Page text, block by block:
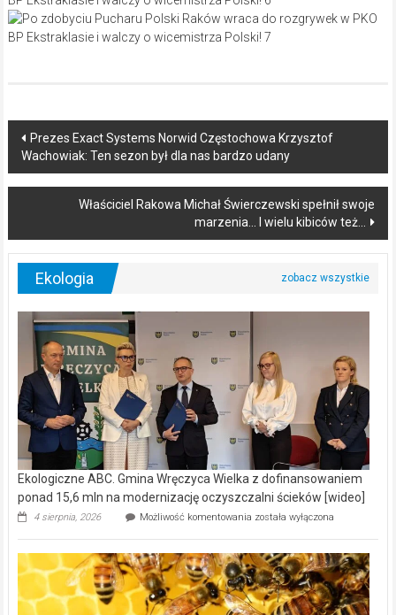
Post
navigation
Prezes Exact Systems Norwid Częstochowa Krzysztof
Wachowiak: Ten sezon był dla nas bardzo udany
Właściciel Rakowa Michał Świerczewski spełnił swoje
marzenia… I wielu kibiców też…
Ekologia
Ekologiczne ABC. Gmina Wręczyca Wielka z dofinansowaniem
ponad 15,6 mln na modernizację oczyszczalni ścieków [wideo]
4 sierpnia, 2026 Możliwość komentowania Ekologiczne
Wręczyca
Wielka
z
dofinansowaniem
została wyłączona